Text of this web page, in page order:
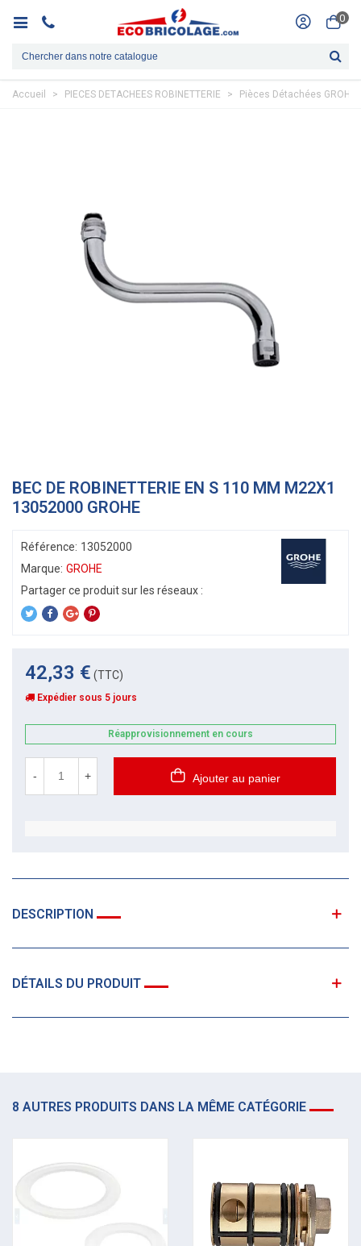
0
Accueil > PIECES DETACHEES ROBINETTERIE > Pièces Détachées GROHE
BEC DE ROBINETTERIE EN S 110 MM M22X1
13052000 GROHE
Référence: 13052000
Marque: GROHE
42,33 € (TTC)
Expédier sous 5 jours
Réapprovisionnement en cours
- + Ajouter au panier
DESCRIPTION
DÉTAILS DU PRODUIT
8 AUTRES PRODUITS DANS LA MÊME CATÉGORIE